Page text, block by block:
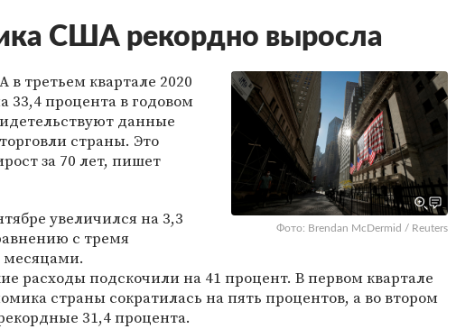
США рекордно выросла
Фото: Brendan McDermid / Reuters
третьем квартале 2020
33,4 процента в годовом
данные
страны. Это
за 70 лет, пишет
увеличился на 3,3
с тремя
расходы подскочили на 41 процент. В первом квартале
страны сократилась на пять процентов, а во втором
31,4 процента.